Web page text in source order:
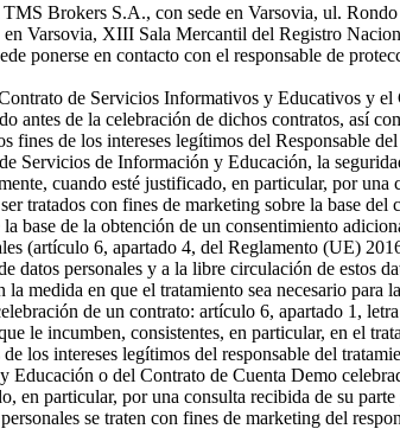
Brokers S.A., con sede en Varsovia, ul.
Varsovia, XIII Sala Mercantil del Registro
ponerse en contacto con el responsable de
de Servicios Informativos y Educativos y
antes de la celebración de dichos contratos, así
fines de los intereses legítimos del Responsable
Servicios de Información y Educación, la
cuando esté justificado, en particular, por
tratados con fines de marketing sobre la base
base de la obtención de un consentimiento
(artículo 6, apartado 4, del Reglamento (UE)
datos personales y a la libre circulación de
la medida en que el tratamiento sea necesario
de un contrato: artículo 6, apartado 1,
le incumben, consistentes, en particular, en el
los intereses legítimos del responsable del
o del Contrato de Cuenta Demo
en particular, por una consulta recibida de su
se traten con fines de marketing del